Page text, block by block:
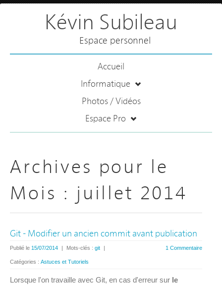
Kévin Subileau
Espace personnel
Accueil
Informatique
Photos / Vidéos
Espace Pro
Archives pour le
Mois : juillet 2014
Git - Modifier un ancien commit avant publication
1 Commentaire
Publié le 15/07/2014 | Mots-clés : git |
Catégories : Astuces et Tutoriels
Lorsque l'on travaille avec Git, en cas d'erreur sur le